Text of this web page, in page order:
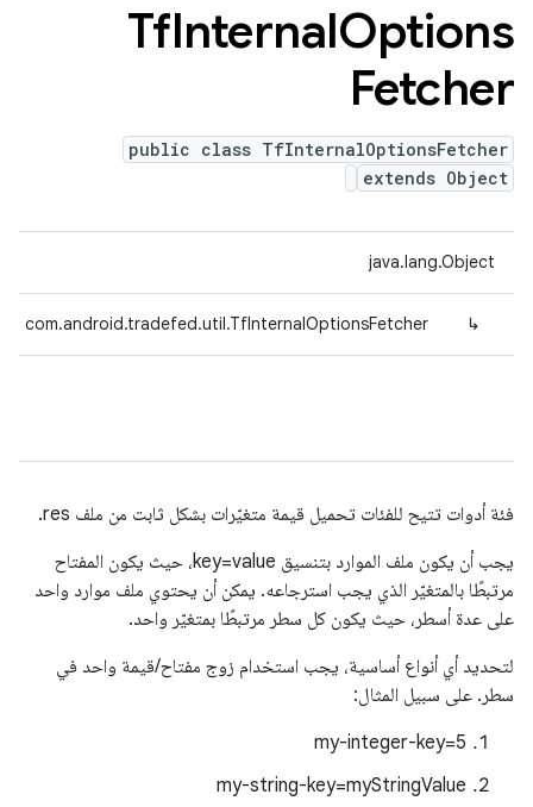
TfInternalOptions
Fetcher
public class TfInternalOptionsFetcher
extends Object
java.lang.Object
↳
com.android.tradefed.util.TfInternalOptionsFetcher
فئة أدوات تتيح للفئات تحميل قيمة متغيّرات بشكل ثابت من ملف res.
يجب أن يكون ملف الموارد بتنسيق key=value، حيث يكون المفتاح
مرتبطًا بالمتغيّر الذي يجب استرجاعه. يمكن أن يحتوي ملف موارد واحد
على عدة أسطر، حيث يكون كل سطر مرتبطًا بمتغيّر واحد.
لتحديد أي أنواع أساسية، يجب استخدام زوج مفتاح/قيمة واحد في
سطر. على سبيل المثال:
my-integer-key=5
my-string-key=myStringValue